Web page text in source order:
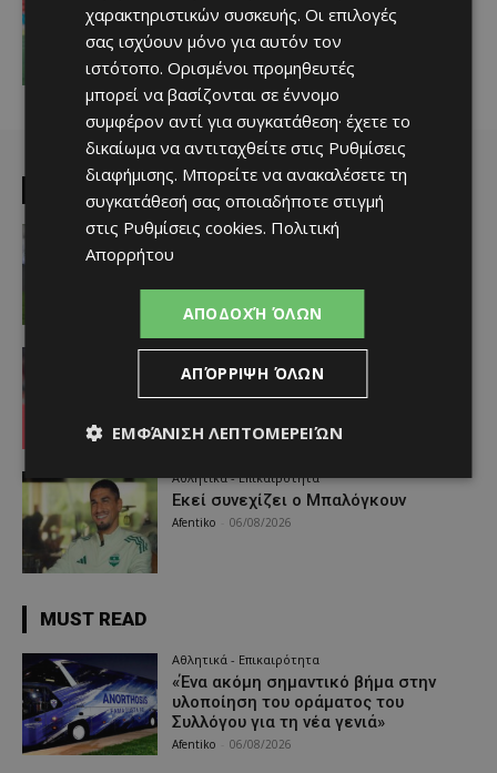
Στιγμιότυπα απο την τραγική
παρουσία της Ομόνοιας στο
Γιβραλτάρ (ΒΙΝΤΕΟ)
Afentiko - 06/08/2026
EDITOR PICKS
Αθλητικά - Επικαιρότητα
Παραμένει ο Ενρίκες – Παίρνει και
Afentiko - 06/08/2026
Απόλλων
Τι ισχύει με Κονομή
Afentiko - 06/08/2026
Αθλητικά - Επικαιρότητα
Εκεί συνεχίζει ο Μπαλόγκουν
Afentiko 06/08/2026
MUST READ
Αθλητικά - Επικαιρότητα
«Ένα ακόμη σημαντικό βήμα στην
υλοποίηση του οράματος του
Συλλόγου για τη νέα γενιά»
Afentiko 06/08/2026
χαρακτηριστικών συσκευής. Οι επιλογές
σας ισχύουν μόνο για αυτόν τον
ιστότοπο. Ορισμένοι προμηθευτές
μπορεί να βασίζονται σε έννομο
συμφέρον αντί για συγκατάθεση· έχετε το
δικαίωμα να αντιταχθείτε στις Ρυθμίσεις
διαφήμισης. Μπορείτε να ανακαλέσετε τη
συγκατάθεσή σας οποιαδήποτε στιγμή
στις Ρυθμίσεις cookies. Πολιτική
Απορρήτου
ΑΠΟΔΟΧΉ ΌΛΩΝ
ΑΠΌΡΡΙΨΗ ΌΛΩΝ
ΕΜΦΆΝΙΣΗ ΛΕΠΤΟΜΕΡΕΙΏΝ